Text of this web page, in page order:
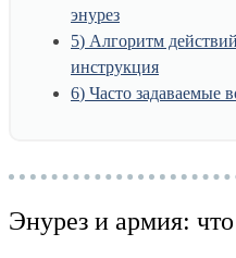
энурез
5 Алгоритм
инструкция
6 Часто задаваемые
Энурез и армия: